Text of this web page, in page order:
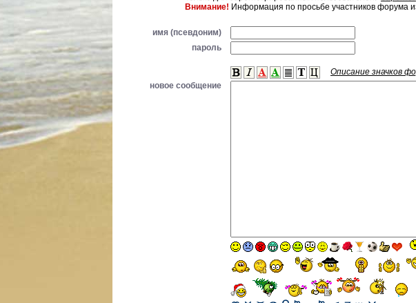
Внимание! Информация по просьбе участников форума
имя (псевдоним)
пароль
Описание значков
новое сообщение